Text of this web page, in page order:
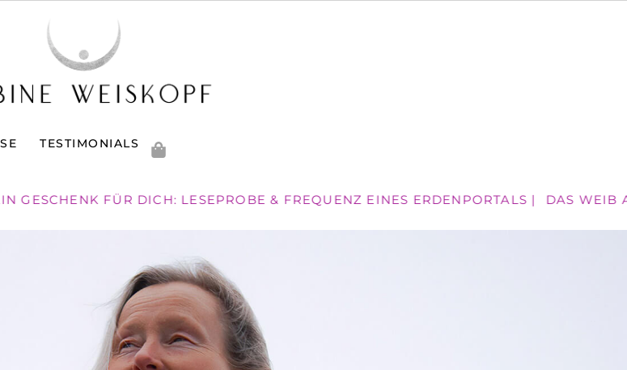
TESTIMONIALS
FÜR DICH: LESEPROBE & FREQUENZ EINES ERDENPORTALS | DAS WEIB